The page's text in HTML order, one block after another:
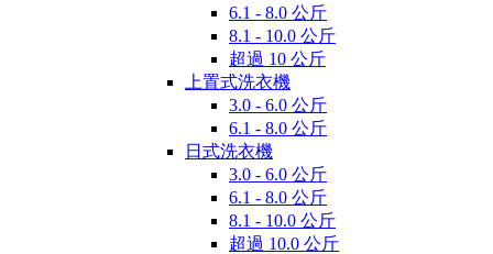
6.1 - 8.0 公斤
8.1 - 10.0 公斤
超過 10 公斤
上置式洗衣機
3.0 - 6.0 公斤
6.1 - 8.0 公斤
日式洗衣機
3.0 - 6.0 公斤
6.1 - 8.0 公斤
8.1 - 10.0 公斤
超過 10.0 公斤